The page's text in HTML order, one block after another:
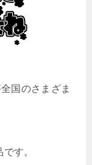
国のさまざま
す。